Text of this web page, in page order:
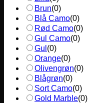
Brun(0)
Blå Camo(0)
Rød Camo(0)
Gul Camo(0)
Gul (0)
Orange(0)
Olivengrøn(0)
Blågrøn(0)
Sort Camo(0)
Gold Marble(0)